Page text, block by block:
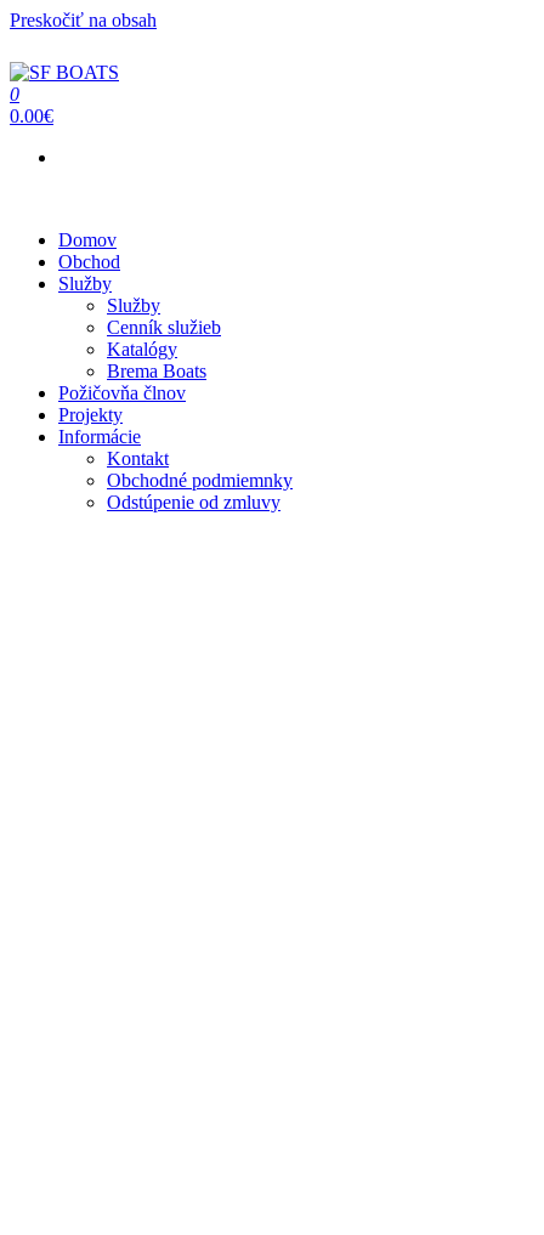
Preskočiť na obsah
SF BOATS
Predaj, oprava, servis člnov a lodí
0
0.00€
Domov
Obchod
Služby
Služby
Cenník služieb
Katalógy
Brema Boats
Požičovňa člnov
Projekty
Informácie
Kontakt
Obchodné podmiemnky
Odstúpenie od zmluvy